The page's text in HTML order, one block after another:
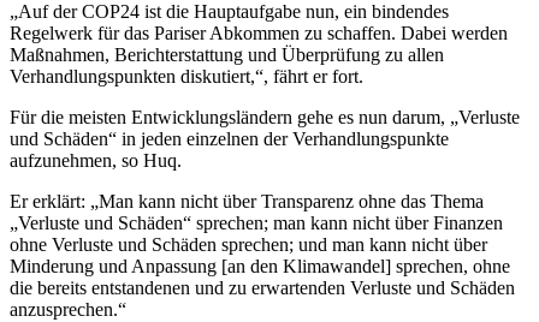
„Auf der COP24 ist die Hauptaufgabe nun, ein bindendes
Regelwerk für das Pariser Abkommen zu schaffen. Dabei werden
Maßnahmen, Berichterstattung und Überprüfung zu allen
Verhandlungspunkten diskutiert,“, fährt er fort.
Für die meisten Entwicklungsländern gehe es nun darum, „Verluste
und Schäden“ in jeden einzelnen der Verhandlungspunkte
aufzunehmen, so Huq.
Er erklärt: „Man kann nicht über Transparenz ohne das Thema
„Verluste und Schäden“ sprechen; man kann nicht über Finanzen
ohne Verluste und Schäden sprechen; und man kann nicht über
Minderung und Anpassung [an den Klimawandel] sprechen, ohne
die bereits entstandenen und zu erwartenden Verluste und Schäden
anzusprechen.“